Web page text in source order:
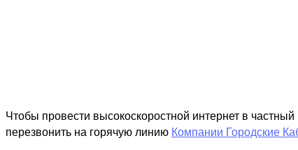
Чтобы провести высокоскоростной интернет в
перезвонить на горячую линию Компании Городские